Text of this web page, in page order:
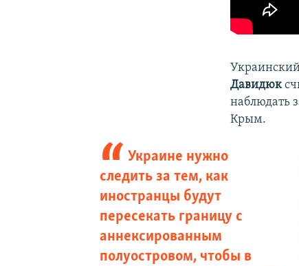
Давидюк
наблюдать
Крым.
Украине нужно
следить за тем, как
иностранцы будут
пересекать границу с
аннексированным
полуостровом, чтобы в